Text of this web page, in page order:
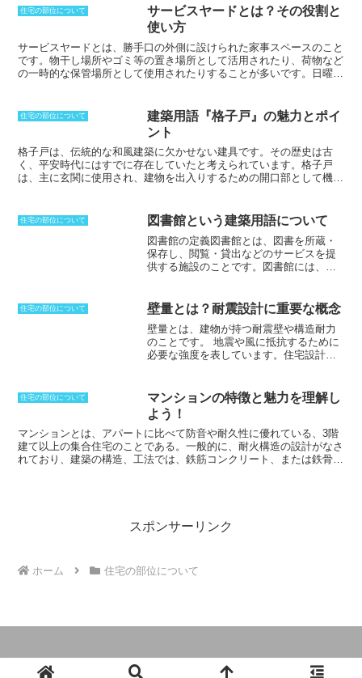
希望や予算に合わせて間取りや仕様を設
計できます。
そのため、建売住宅よりも
自由度の高い住宅を建てることができま
す。しかし、建築を請け負う業者はあら
かじめ特定されているため、施工業者の
得意不得意の関係で注文住宅ほどの自由
住宅の部位について
サービスヤードとは？その役割と
使い方
サービスヤードとは 、勝手口の外側に設けられた家事スペースのこと
です。物干し場所やゴミ等の置き場所として活用されたり、荷物など
の一時的な保管場所として使用されたりすることが多いです。日曜大
ど、正面からは見えにくい位置に設置されており、屋根や壁、物干し
台、ウッドデッキ、コンセントやシンクなどが設けられることも。プ
ランニングの際は、家事動線の延長として考えるのが理想的ですが、
あらかじめ勝手口周辺の屋外スペースを広めに確保しておけば、あと
から屋根や土間を設置して、サービスヤード とすることも可能です。
住宅の部位について
建築用語『格子戸』の魅力とポイ
ント
格子戸は、伝統的な和風建築に欠かせない建具です。その歴史は古
く、平安時代にはすでに存在していたと考えられています。格子戸
は、主に玄関に使用され、建物を出入りするための開口部として機能
子状に組み合わせた構造になっており、通風や採光を確保しつつ、プ
ライバシーを保護する役割を果たしています。格子戸の組子は、縦横
に組まれるのが一般的ですが、升目状に組まれたものもあります。ま
た、現在では格子と格子の間にガラスを挟んだものが一般的になって
きています。格子戸の歴史は古く、平安時代にはすでに存在していた
した。その後、江戸時代になると、庶民の間にも格子戸が普及し始
は、洋風建築の普及に伴い、格子戸の使用は減少しましたが、近年で
は、和風の伝統的な美しさを再評価する機運が高まっており、格子戸
の人気も再び高まっています。
住宅の部位について 図書館という建築用語について
図書館の定義図書館とは、図書を所蔵・
保存し、閲覧・貸出などのサービスを提
供する施設のことです。図書館には、公
す。公共図書館は、誰もが利用できる図
書館で、図書や雑誌、新聞などの資料を
所蔵しています。大学図書館は、大学に
設置されている図書館で、大学の学生や
教職員が利用します。学校図書館は、学
特定の分野の資料を所蔵する図書館で、
研究者や専門家が利用します。 図書館
は、人々が知識を得たり、学習したり、
文化に触れたりする場所として大切な役
割を果たしています。図書館には、さま
ざまな資料が所蔵されており、人々はそ
涯学習を続けたり、新しい知識や文化に
住宅の部位について 壁量とは？耐震設計に重要な概念
壁量とは、建物が持つ耐震壁や構造耐力
のことです。
地震や風に抵抗するために
必要な強度を表しています。住宅設計に
いきます。方向ごとに計算し検討してい
くことが重要であり、各階で必要な量を
確保することができているかどうかを判
断しなければなりません。壁の長さだけ
ではなく、暑さや材質、連結方法によっ
て係数が決められており、壁量を計算す
していかなければなりません。特に耐震
設計が古い場合には、十分に注意が必要
住宅の部位について
マンションの特徴と魅力を理解し
よう！
マンションとは、アパートに比べて防音や耐久性に優れている、3階
建て以上の集合住宅のことである。一般的に、耐火構造の設計がなさ
れており、建築の構造、工法では、鉄筋コンクリート、または鉄骨鉄
ある。マンションはもともと英語で「豪邸」や「邸宅」、「高級物
件」などの意味があるが、日本ではそこまで高級、もしくは豪邸とい
程度である。
スポンサーリンク
ホーム 住宅の部位について
© 2024 建築用語と関係法令の説明.